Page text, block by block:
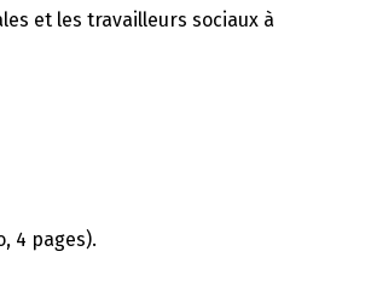
et les travailleurs sociaux à
4 pages).